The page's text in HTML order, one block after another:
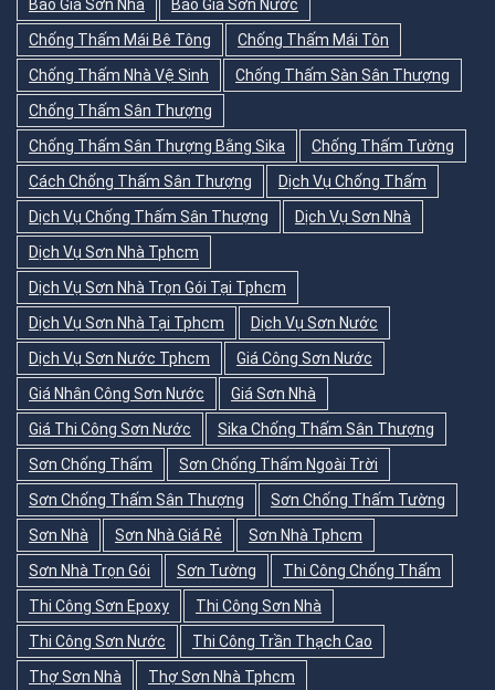
Báo Giá Sơn Nhà
Báo Giá Sơn Nước
Chống Thấm Mái Bê Tông
Chống Thấm Mái Tôn
Chống Thấm Nhà Vệ Sinh
Chống Thấm Sàn Sân Thượng
Chống Thấm Sân Thượng
Chống Thấm Sân Thượng Bằng Sika
Chống Thấm Tường
Cách Chống Thấm Sân Thượng
Dịch Vụ Chống Thấm
Dịch Vụ Chống Thấm Sân Thượng
Dịch Vụ Sơn Nhà
Dịch Vụ Sơn Nhà Tphcm
Dịch Vụ Sơn Nhà Trọn Gói Tại Tphcm
Dịch Vụ Sơn Nhà Tại Tphcm
Dịch Vụ Sơn Nước
Dịch Vụ Sơn Nước Tphcm
Giá Công Sơn Nước
Giá Nhân Công Sơn Nước
Giá Sơn Nhà
Giá Thi Công Sơn Nước
Sika Chống Thấm Sân Thượng
Sơn Chống Thấm
Sơn Chống Thấm Ngoài Trời
Sơn Chống Thấm Sân Thượng
Sơn Chống Thấm Tường
Sơn Nhà
Sơn Nhà Giá Rẻ
Sơn Nhà Tphcm
Sơn Nhà Trọn Gói
Sơn Tường
Thi Công Chống Thấm
Thi Công Sơn Epoxy
Thi Công Sơn Nhà
Thi Công Sơn Nước
Thi Công Trần Thạch Cao
Thợ Sơn Nhà
Thợ Sơn Nhà Tphcm